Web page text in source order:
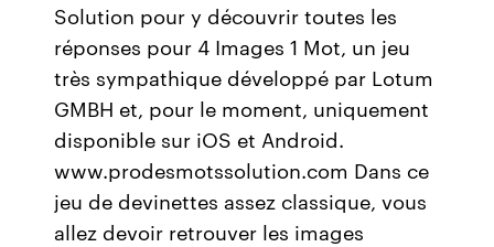
Solution pour y découvrir toutes les
réponses pour 4 Images 1 Mot, un jeu
très sympathique développé par Lotum
GMBH et, pour le moment, uniquement
disponible sur iOS et Android.
www.prodesmotssolution.com Dans ce
jeu de devinettes assez classique, vous
allez devoir retrouver les images